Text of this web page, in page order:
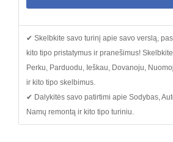
✔ Skelbkite savo turinį apie savo verslą,
kito tipo pristatymus ir pranešimus!
Perku, Parduodu, Ieškau, Dovanoju,
ir kito tipo skelbimus.
✔ Dalykitės savo patirtimi apie Sodybas,
Namų remontą ir kito tipo turiniu.